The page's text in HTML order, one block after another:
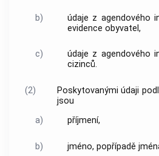
b)
údaje z agendového
evidence obyvatel,
c)
údaje z agendového
cizinců.
(2)
Poskytovanými údaji
jsou
a)
příjmení,
b) jméno, popřípadě